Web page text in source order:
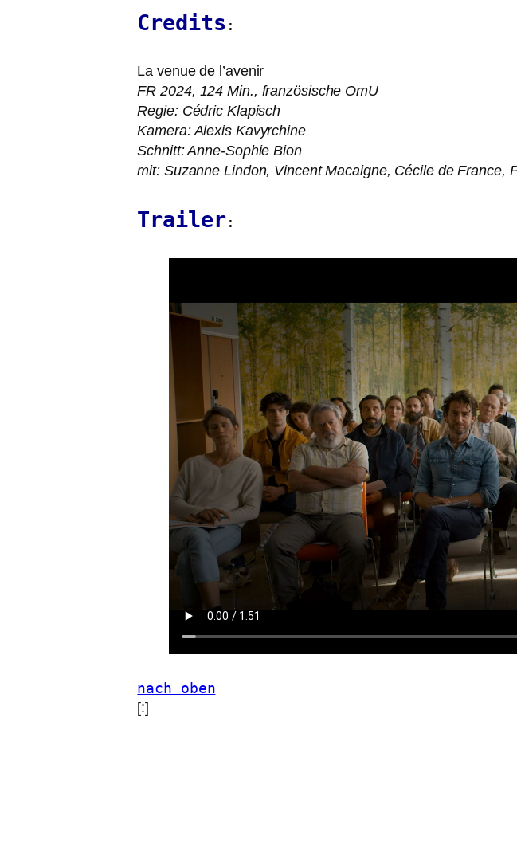
Credits :
La venue de l’a­ve­nir
FR 2024, 124 Min., fran­zö­si­sche OmU
Regie: Cédric Klapisch
Kamera: Alexis Kavyrchine
Schnitt: Anne-Sophie Bion
mit: Suzanne Lindon, Vincent Macaigne, Cécile de France,
Trailer:
nach oben
[:]